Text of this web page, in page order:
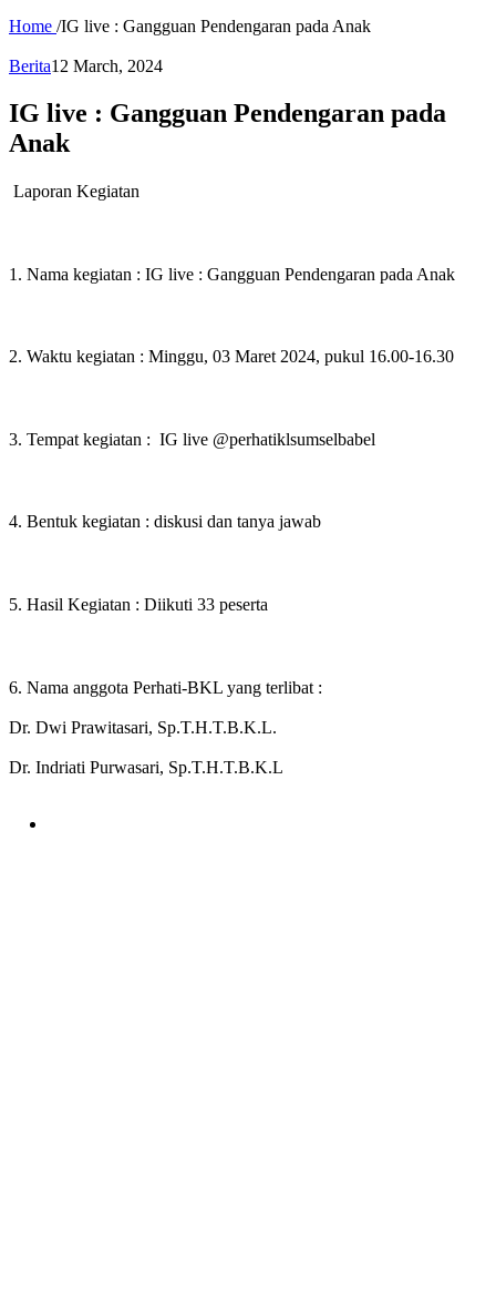
Home /IG live : Gangguan Pendengaran pada Anak
Berita12 March, 2024
IG live : Gangguan Pendengaran pada
Anak
Laporan Kegiatan
1. Nama kegiatan : IG live : Gangguan Pendengaran pada Anak
2. Waktu kegiatan : Minggu, 03 Maret 2024, pukul 16.00-16.30
3. Tempat kegiatan : IG live @perhatiklsumselbabel
4. Bentuk kegiatan : diskusi dan tanya jawab
5. Hasil Kegiatan : Diikuti 33 peserta
6. Nama anggota Perhati-BKL yang terlibat :
Dr. Dwi Prawitasari, Sp.T.H.T.B.K.L.
Dr. Indriati Purwasari, Sp.T.H.T.B.K.L